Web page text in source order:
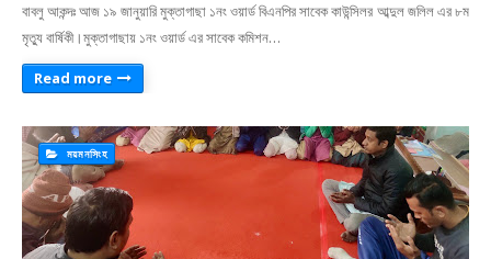
বাবলু আকন্দঃ আজ ১৯ জানুয়ারি মুক্তাগাছা ১নং ওয়ার্ড বিএনপির সাবেক কাউন্সিলর আব্দুল জলিল এর ৮ম
মৃত্যু বার্ষিকী।মুক্তাগাছায় ১নং ওয়ার্ড এর সাবেক কমিশন…
Read more
ময়মনসিংহ